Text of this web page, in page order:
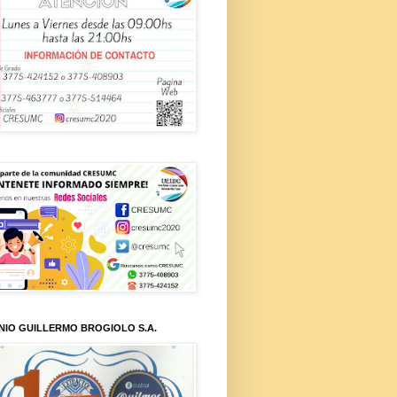
GUILLERMO BROGIOLO S.A.